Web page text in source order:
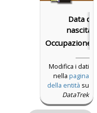
Data di
nascita:
Occupazione:
Modifica i dati
nella pagina
della entità su
DataTrek